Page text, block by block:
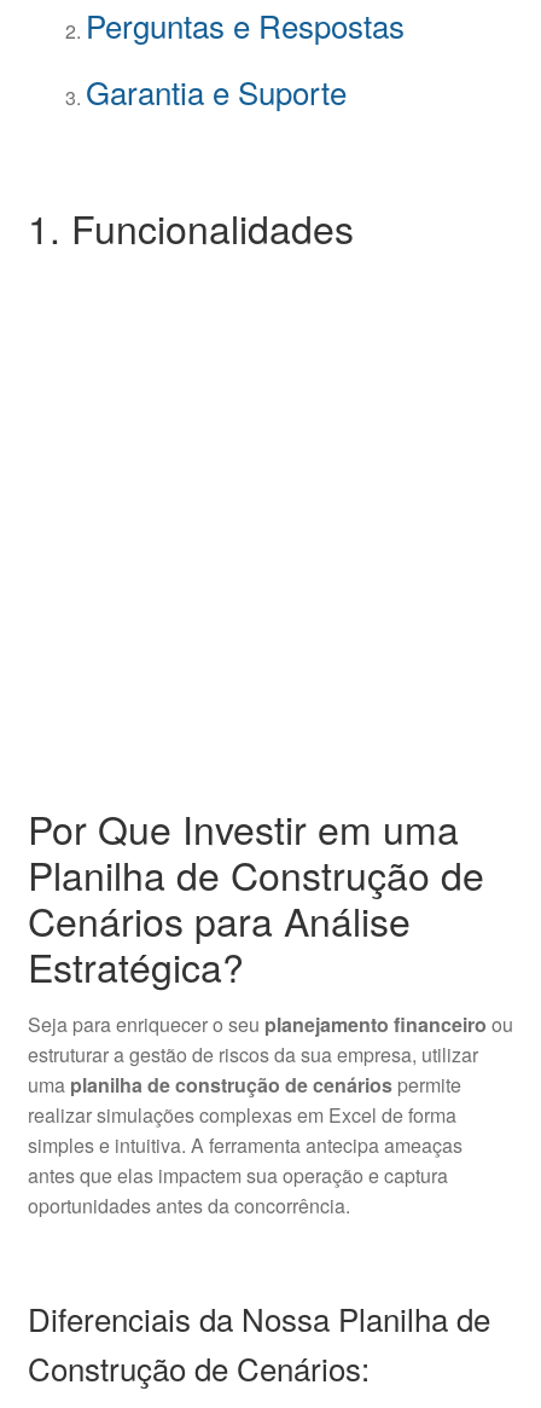
Perguntas e Respostas
Garantia e Suporte
1. Funcionalidades
Por Que Investir em uma
Planilha de Construção de
Cenários para Análise
Estratégica?
Seja para enriquecer o seu planejamento financeiro ou
estruturar a gestão de riscos da sua empresa, utilizar
uma planilha de construção de cenáriospermite
realizar simulações complexas em Excel de forma
simples e intuitiva. A ferramenta antecipa ameaças
antes que elas impactem sua operação e captura
oportunidades antes da concorrência.
Diferenciais da Nossa Planilha de
Construção de Cenários: